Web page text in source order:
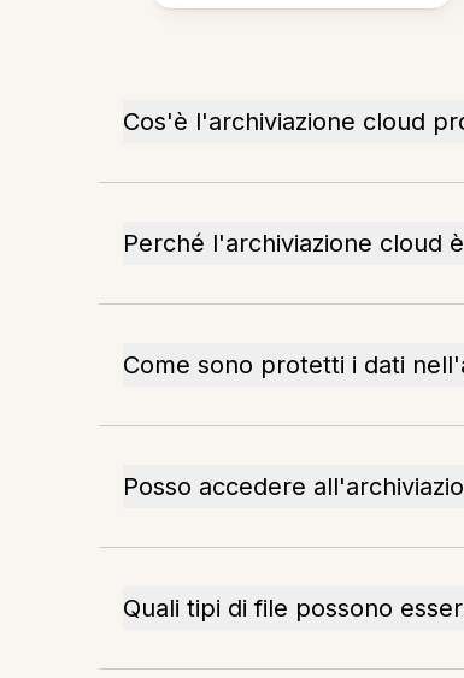
Cos'è l'archiviazione cloud
Perché l'archiviazione cloud
Come sono protetti i dati
Posso accedere
Quali tipi di file possono